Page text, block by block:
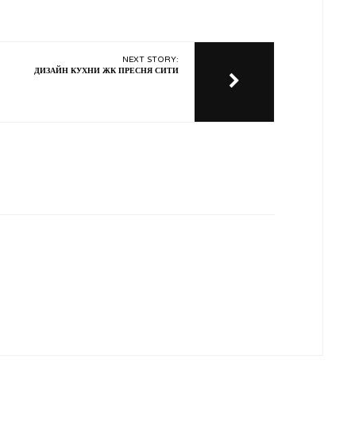
NEXT STORY:
ДИЗАЙН КУХНИ ЖК ПРЕСНЯ СИТИ